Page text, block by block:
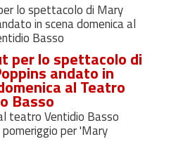
lo spettacolo di Mary
in scena domenica al
Basso
per lo spettacolo di
andato in
al Teatro
Basso
teatro Ventidio Basso
per 'Mary